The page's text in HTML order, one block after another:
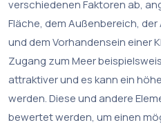
verschiedenen Faktoren ab,
Fläche, dem Außenbereich,
und dem Vorhandensein einer
Zugang zum Meer
attraktiver und es kann ein
werden. Diese und andere
bewertet werden, um einen